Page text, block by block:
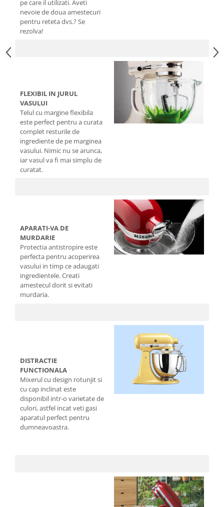
pe care il utilizati. Aveti
nevoie de doua amestecuri
pentru reteta dvs.? Se
rezolva!
FLEXIBIL IN JURUL
VASULUI
Telul cu margine flexibila
este perfect pentru a curata
complet resturile de
ingrediente de pe marginea
vasului. Nimic nu se arunca,
iar vasul va fi mai simplu de
curatat.
APARATI-VA DE
MURDARIE
Protectia antistropire este
perfecta pentru acoperirea
vasului in timp ce adaugati
ingredientele. Creati
amestecul dorit si evitati
murdaria.
DISTRACTIE
FUNCTIONALA
Mixerul cu design rotunjit si
cu cap inclinat este
disponibil intr-o varietate de
culori, astfel incat veti gasi
aparatul perfect pentru
dumneavoastra.